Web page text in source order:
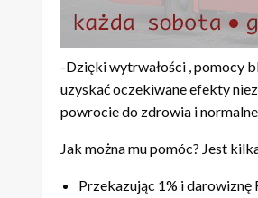
-Dzięki wytrwałości , pomocy
uzyskać oczekiwane efekty
powrocie do zdrowia i
Jak można mu pomóc? Jest
Przekazując 1% i